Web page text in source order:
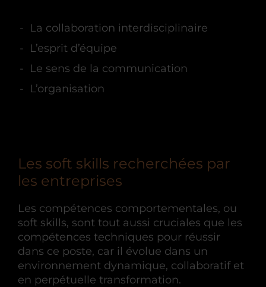
La collaboration interdisciplinaire
L’esprit d’équipe
Le sens de la communication
L’organisation
Les soft skills recherchées par
les entreprises
Les compétences comportementales, ou
soft skills, sont tout aussi cruciales que les
compétences techniques pour réussir
dans ce poste, car il évolue dans un
environnement dynamique, collaboratif et
en perpétuelle transformation.